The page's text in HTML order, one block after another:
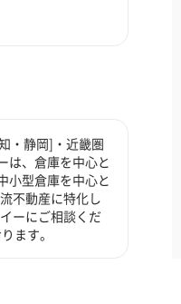
・静岡]・近畿圏
は、倉庫を中心と
小型倉庫を中心と
不動産に特化し
ーにご相談くだ
ます。